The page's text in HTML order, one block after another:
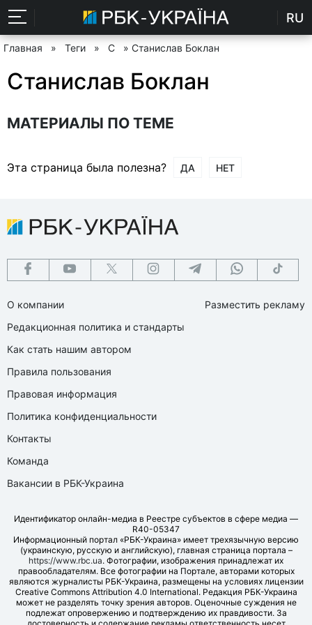
RU
Главная » Теги » С » Станислав Боклан
Станислав Боклан
МАТЕРИАЛЫ ПО ТЕМЕ
Эта страница была полезна? ДА НЕТ
О компании
Редакционная политика и стандарты
Как стать нашим автором
Правила пользования
Правовая информация
Политика конфиденциальности
Контакты
Команда
Вакансии в РБК-Украина
Разместить рекламу
Идентификатор онлайн-медиа в Реестре субъектов в сфере медиа —
R40-05347
Информационный портал «РБК-Украина» имеет трехязычную версию
(украинскую, русскую и английскую), главная страница портала –
https://www.rbc.ua. Фотографии, изображения принадлежат их
правообладателям. Все фотографии на Портале, авторами которых
являются журналисты РБК-Украина, размещены на условиях лицензии
Creative Commons Attribution 4.0 International. Редакция РБК-Украина
может не разделять точку зрения авторов. Оценочные суждения не
подлежат опровержению и подтверждению их правдивости. За